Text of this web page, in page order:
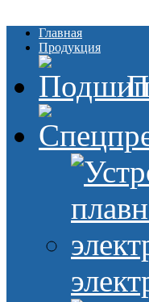
Главная
Продукция